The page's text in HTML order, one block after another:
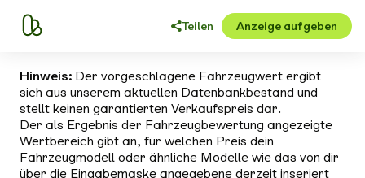
Teilen Anzeige aufgeben
Hinweis: Der vorgeschlagene Fahrzeugwert ergibt
sich aus unserem aktuellen Datenbankbestand und
stellt keinen garantierten Verkaufspreis dar.
Der als Ergebnis der Fahrzeugbewertung angezeigte
Wertbereich gibt an, für welchen Preis dein
Fahrzeugmodell oder ähnliche Modelle wie das von dir
über die Eingabemaske angegebene derzeit inseriert